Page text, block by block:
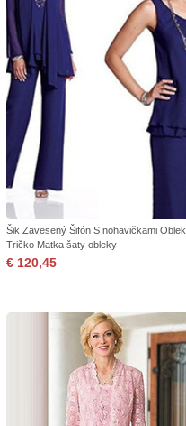
Šik Zavesený Šifón S nohavičkami Oblek
Tričko Matka šaty obleky
€ 120,45